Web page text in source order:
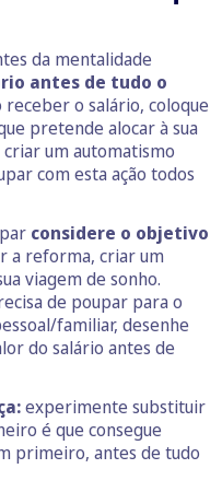
da mentalidade
antes de tudo o
o salário, coloque
pretende alocar à sua
um automatismo
com esta ação todos
considere o objetivo
a reforma, criar um
viagem de sonho.
de poupar para o
familiar, desenhe
do salário antes de
experimente substituir
é que consegue
primeiro, antes de tudo